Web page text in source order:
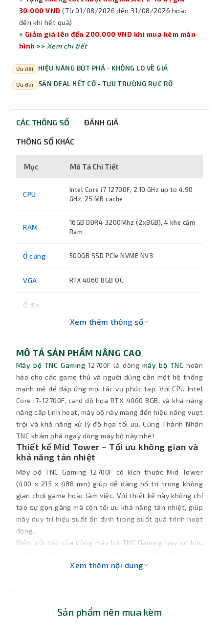
30.000 VND (Từ 01/08/2026 đến 31/08/2026 hoặc
đến khi hết quà)
+ Giảm giá lên đến 200.000 VND khi mua kèm màn
hình >> Xem chi tiết
Ưu đãi HIỆU NĂNG BỨT PHÁ - KHÔNG LO VỀ GIÁ
Ưu đãi SĂN DEAL HẾT CỠ - TỰU TRƯỜNG RỰC RỠ
CÁC THÔNG SỐ ĐÁNH GIÁ
THÔNG SỐ KHÁC
Mục Mô Tả Chi Tiết
CPU
Intel Core i7 12700F, 2.10 GHz up to 4.90
GHz, 25 MB cache
RAM
16GB DDR4 3200Mhz (2x8GB), 4 khe cắm
Ram
Ổ cứng 500GB SSD PCIe NVME NV3
VGA RTX 4060 8GB OC
Ổ đĩa
Keyboard Không đi kèm
Phân loại Thùng Mid Tower
Cổng
xuất hình
1 x HDMI 2.1, 1 x Displayport 1.4
Cổng kết
nối
2 x USB 3.2 Gen 2, 2 x USB 3.2 Gen 1, 2 x
USB 2.0, 1 x Audio in/out x 1 (HD Audio),
1 x LAN 2.5Gb
OS Free Dos
Hỗ trợ
Bảo hành tận nơi 12 tháng trong vòng
bán kính 15km
Kích
thước
36 tháng
Xem thêm thông số
MÔ TẢ SẢN PHẨM NÂNG CAO
Máy bộ TNC Gaming 12700F là dòng máy bộ TNC hoàn
hảo cho các game thủ và người dùng cần một hệ thống
mạnh mẽ để đáp ứng mọi tác vụ phức tạp. Với CPU Intel
Core i7-12700F, card đồ họa RTX 4060 8GB, và khả năng
nâng cấp linh hoạt, máy bộ này mang đến hiệu năng vượt
trội và khả năng xử lý đồ họa tối ưu. Cùng Thành Nhân
TNC khám phá ngay dòng máy bộ này nhé!
Thiết kế Mid Tower – Tối ưu không gian và
khả năng tản nhiệt
Máy bộ TNC Gaming 12700F có kích thước Mid Tower
(400 x 215 x 488 mm) giúp dễ dàng bố trí trong không
gian chơi game hoặc làm việc. Với thiết kế này không chỉ
tạo sự gọn gàng mà còn tối ưu khả năng tản nhiệt, giúp
máy duy trì hiệu suất ổn định trong suốt quá trình hoạt
động.
Điểm nổi bật của dòng máy bộ TNC Gaming này sở hữu
hành chính hãng lên đến 36 tháng. Bạn hoàn toàn yên
Xem thêm nội dung
Sản phẩm nên mua kèm